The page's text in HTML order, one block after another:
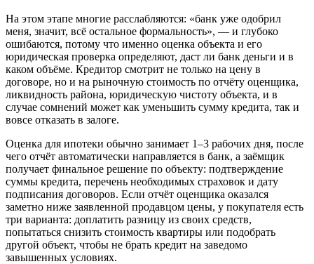
На этом этапе многие расслабляются: «банк уже одобрил
меня, значит, всё остальное формальность», — и глубоко
ошибаются, потому что именно оценка объекта и его
юридическая проверка определяют, даст ли банк деньги и в
каком объёме. Кредитор смотрит не только на цену в
договоре, но и на рыночную стоимость по отчёту оценщика,
ликвидность района, юридическую чистоту объекта, и в
случае сомнений может как уменьшить сумму кредита, так и
вовсе отказать в залоге.
Оценка для ипотеки обычно занимает 1–3 рабочих дня, после
чего отчёт автоматически направляется в банк, а заёмщик
получает финальное решение по объекту: подтверждение
суммы кредита, перечень необходимых страховок и дату
подписания договоров. Если отчёт оценщика оказался
заметно ниже заявленной продавцом цены, у покупателя есть
три варианта: доплатить разницу из своих средств,
попытаться снизить стоимость квартиры или подобрать
другой объект, чтобы не брать кредит на заведомо
завышенных условиях.